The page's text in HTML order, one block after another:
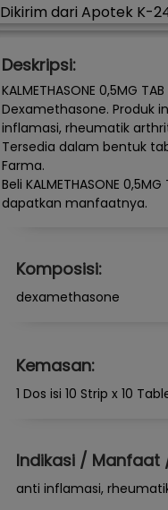
Dikirim dari Apotek K-
Deskripsi:
KALMETHASONE 0,5MG
Dexamethasone. Produk
inflamasi, rheumatik
Tersedia dalam bentuk
Farma.
Beli KALMETHASONE
dapatkan manfaatnya.
Komposisi:
dexamethasone
Kemasan:
1 Dos isi 10 Strip x 10
Indikasi / Manfaat
anti inflamasi,